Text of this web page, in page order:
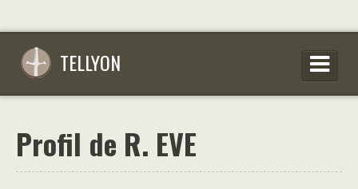
TELLYON
SE CONNECTER
S’INSCRIRE
Profil de R. EVE